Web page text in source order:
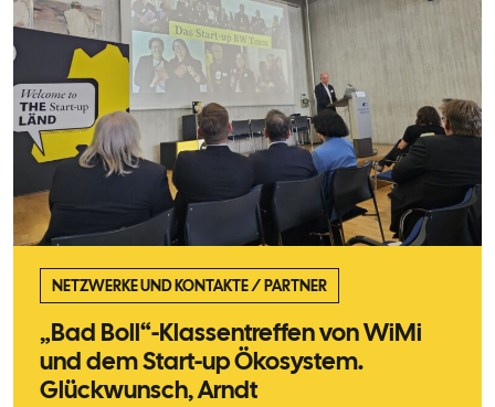
NETZWERKE UND KONTAKTE/PARTNER
„Bad Boll“-Klassentreffen von WiMi
und dem Start-up Ökosystem.
Glückwunsch, Arndt